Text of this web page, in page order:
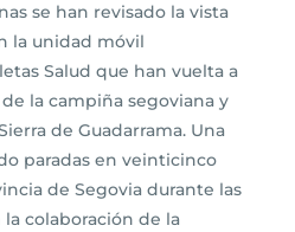
se han revisado la vista
la unidad móvil
Salud que han vuelta a
la campiña segoviana y
de Guadarrama. Una
paradas en veinticinco
de Segovia durante las
colaboración de la